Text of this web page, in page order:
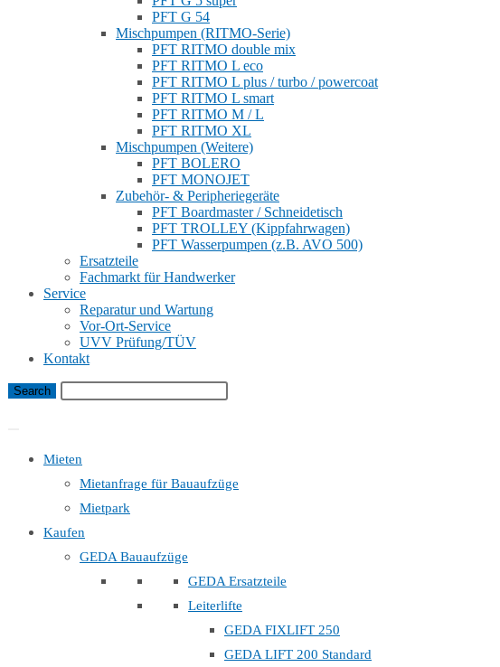
PFT G 54
Mischpumpen (RITMO-Serie)
PFT RITMO double mix
PFT RITMO L eco
PFT RITMO L plus / turbo / powercoat
PFT RITMO L smart
PFT RITMO M / L
PFT RITMO XL
Mischpumpen (Weitere)
PFT BOLERO
PFT MONOJET
Zubehör- & Peripheriegeräte
PFT Boardmaster / Schneidetisch
PFT TROLLEY (Kippfahrwagen)
PFT Wasserpumpen (z.B. AVO 500)
Ersatzteile
Fachmarkt für Handwerker
Service
Reparatur und Wartung
Vor-Ort-Service
UVV Prüfung/TÜV
Kontakt
Mieten
Mietanfrage für Bauaufzüge
Mietpark
Kaufen
GEDA Bauaufzüge
GEDA Ersatzteile
Leiterlifte
GEDA FIXLIFT 250
GEDA LIFT 200 Standard